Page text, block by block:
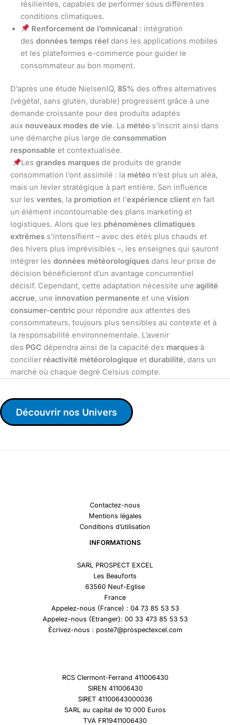
résilientes, capables de performer sous différentes
conditions climatiques.
Renforcement de l’omnicanal : intégration
des données temps réel dans les applications mobiles
et les plateformes e-commerce pour guider le
consommateur au bon moment.
D’après une étude NielsenIQ, 85% des offres alternatives
(végétal, sans gluten, durable) progressent grâce à une
demande croissante pour des produits adaptés
aux nouveaux modes de vie. La météo s’inscrit ainsi dans
une démarche plus large de consommation
responsable et contextualisée.
Les grandes marquesde produits de grande
consommation l’ont assimilé : la météo n’est plus un aléa,
mais un levier stratégique à part entière. Son influence
sur les ventes, la promotion et l’expérience client en fait
un élément incontournable des plans marketing et
logistiques. Alors que les phénomènes climatiques
extrêmes s’intensifient – avec des étés plus chauds et
des hivers plus imprévisibles –, les enseignes qui sauront
intégrer les données météorologiques dans leur prise de
décision bénéficieront d’un avantage concurrentiel
décisif. Cependant, cette adaptation nécessite une agilité
accrue, une innovation permanente et une vision
consumer-centric pour répondre aux attentes des
consommateurs, toujours plus sensibles au contexte et à
la responsabilité environnementale. L’avenir
des PGC dépendra ainsi de la capacité des marques à
concilier réactivité météorologique et durabilité, dans un
marché où chaque degré Celsius compte.
Découvrir nos Univers
Contactez-nous
Mentions légales
Conditions d’utilisation
INFORMATIONS
SARL PROSPECT EXCEL
Les Beauforts
63560 Neuf-Eglise
France
Appelez-nous (France) : 04 73 85 53 53
Appelez-nous (Etranger): 00 33 473 85 53 53
Écrivez-nous : poste7@prospectexcel.com
RCS Clermont-Ferrand 411006430
SIREN 411006430
SIRET 41100643000036
SARL au capital de 10 000 Euros
TVA FR19411006430